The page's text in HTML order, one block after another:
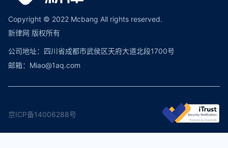
Copyright © 2022 Mcbang All rights reserved.
新律网 版权所有
公司地址：四川省成都市武侯区天府大道北段1700号
邮箱：Miao@1aq.com
京ICP备14006288号